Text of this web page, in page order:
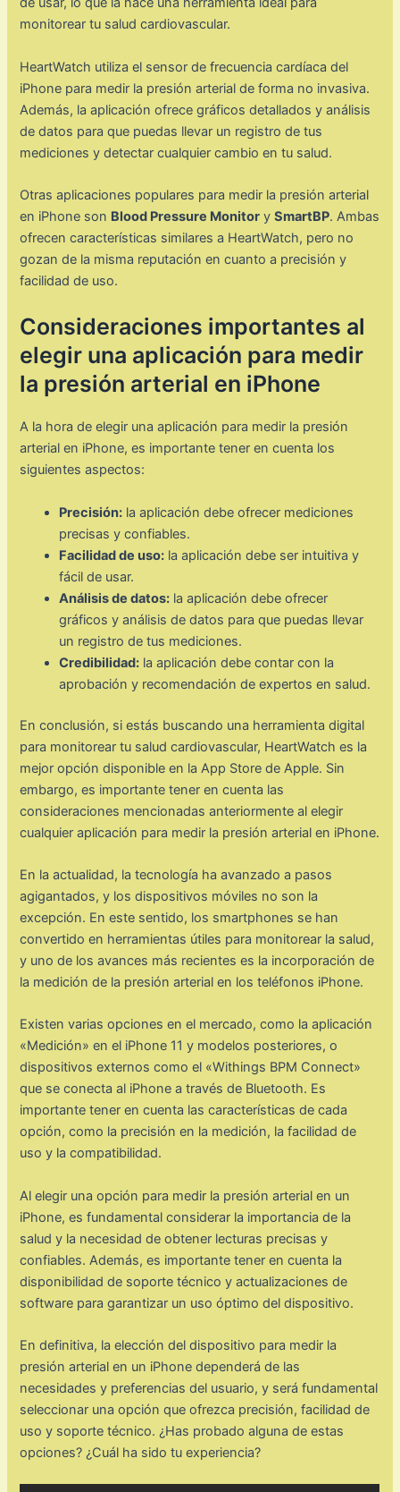
monitorear tu salud cardiovascular.
HeartWatch utiliza el sensor de frecuencia cardíaca del
iPhone para medir la presión arterial de forma no invasiva.
Además, la aplicación ofrece gráficos detallados y análisis
de datos para que puedas llevar un registro de tus
mediciones y detectar cualquier cambio en tu salud.
Otras aplicaciones populares para medir la presión arterial
en iPhone son Blood Pressure Monitor ySmartBP. Ambas
ofrecen características similares a HeartWatch, pero no
gozan de la misma reputación en cuanto a precisión y
facilidad de uso.
Consideraciones importantes al
elegir una aplicación para medir
la presión arterial en iPhone
A la hora de elegir una aplicación para medir la presión
arterial en iPhone, es importante tener en cuenta los
siguientes aspectos:
Precisión: la aplicación debe ofrecer mediciones
precisas y confiables.
Facilidad de uso: la aplicación debe ser intuitiva y
fácil de usar.
Análisis de datos: la aplicación debe ofrecer
gráficos y análisis de datos para que puedas llevar
un registro de tus mediciones.
Credibilidad: la aplicación debe contar con la
aprobación y recomendación de expertos en salud.
En conclusión, si estás buscando una herramienta digital
para monitorear tu salud cardiovascular, HeartWatch es la
mejor opción disponible en la App Store de Apple. Sin
embargo, es importante tener en cuenta las
consideraciones mencionadas anteriormente al elegir
cualquier aplicación para medir la presión arterial en iPhone.
En la actualidad, la tecnología ha avanzado a pasos
agigantados, y los dispositivos móviles no son la
excepción. En este sentido, los smartphones se han
convertido en herramientas útiles para monitorear la salud,
y uno de los avances más recientes es la incorporación de
la medición de la presión arterial en los teléfonos iPhone.
Existen varias opciones en el mercado, como la aplicación
«Medición» en el iPhone 11 y modelos posteriores, o
dispositivos externos como el «Withings BPM Connect»
que se conecta al iPhone a través de Bluetooth. Es
importante tener en cuenta las características de cada
opción, como la precisión en la medición, la facilidad de
uso y la compatibilidad.
Al elegir una opción para medir la presión arterial en un
iPhone, es fundamental considerar la importancia de la
salud y la necesidad de obtener lecturas precisas y
confiables. Además, es importante tener en cuenta la
disponibilidad de soporte técnico y actualizaciones de
software para garantizar un uso óptimo del dispositivo.
En definitiva, la elección del dispositivo para medir la
presión arterial en un iPhone dependerá de las
necesidades y preferencias del usuario, y será fundamental
seleccionar una opción que ofrezca precisión, facilidad de
uso y soporte técnico. ¿Has probado alguna de estas
opciones? ¿Cuál ha sido tu experiencia?